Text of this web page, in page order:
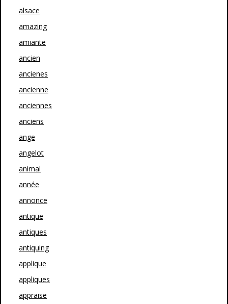
alsace
amazing
amiante
ancien
ancienes
ancienne
anciennes
anciens
ange
angelot
animal
année
annonce
antique
antiques
antiquing
applique
appliques
appraise